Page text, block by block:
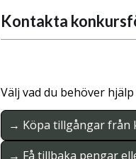
Kontakta
Välj vad du behöver hjälp
→ Köpa tillgångar från
→ Få tillbaka pengar